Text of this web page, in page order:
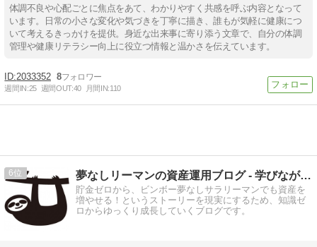
体調不良や心配ごとに焦点をあて、わかりやすく共感を呼ぶ内容となって
います。日常の小さな変化や気づきを丁寧に描き、誰もが気軽に健康につ
いて考えるきっかけを提供。身近な出来事に寄り添う文章で、自分の体調
管理や健康リテラシー向上に役立つ情報と温かさを伝えています。
2033352 8
週間IN:25 週間OUT:40 月間IN:110
6 夢なしリーマンの資産運用ブログ - 学びながらゆっくり成長
貯金ゼロから、ビンボー夢なしサラリーマンでも資産を
増やせる！というストーリーを現実にするため、知識ゼ
ロからゆっくり成長していくブログです。